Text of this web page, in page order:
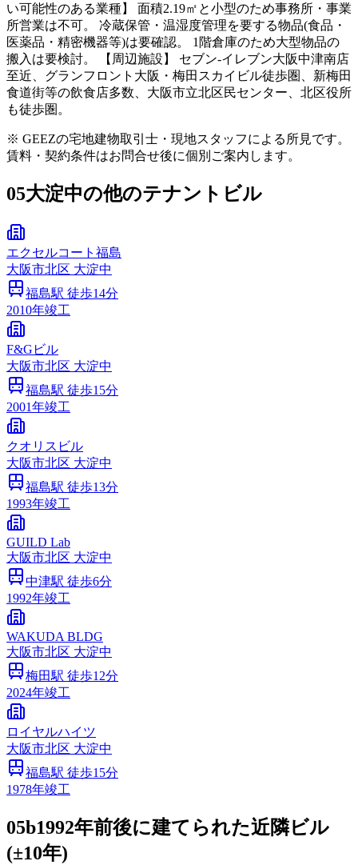
い可能性のある業種】 面積2.19㎡と小型のため事務所・事業
所営業は不可。 冷蔵保管・温湿度管理を要する物品(食品・
医薬品・精密機器等)は要確認。 1階倉庫のため大型物品の
搬入は要検討。 【周辺施設】 セブン-イレブン大阪中津南店
至近、グランフロント大阪・梅田スカイビル徒歩圏、新梅田
食道街等の飲食店多数、大阪市立北区民センター、北区役所
も徒歩圏。
※ GEEZの宅地建物取引士・現地スタッフによる所見です。
賃料・契約条件はお問合せ後に個別ご案内します。
05大淀中の他のテナントビル
エクセルコート福島
大阪市北区 大淀中
福島駅 徒歩14分
2010年竣工
F&Gビル
大阪市北区 大淀中
福島駅 徒歩15分
2001年竣工
クオリスビル
大阪市北区 大淀中
福島駅 徒歩13分
1993年竣工
GUILD Lab
大阪市北区 大淀中
中津駅 徒歩6分
1992年竣工
WAKUDA BLDG
大阪市北区 大淀中
梅田駅 徒歩12分
2024年竣工
ロイヤルハイツ
大阪市北区 大淀中
福島駅 徒歩15分
1978年竣工
05b1992年前後に建てられた近隣ビル
(±10年)